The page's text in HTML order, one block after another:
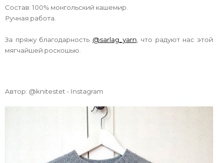
Состав: 100% монгольский кашемир.
Ручная работа.
За пряжу благодарность @sarlag_yarn , что радуют нас этой
мягчайшей роскошью.
Автор: @knitestet - Instagram